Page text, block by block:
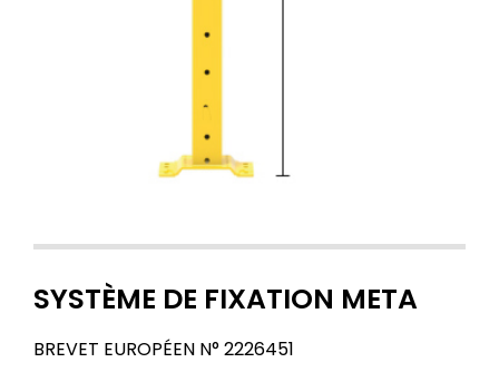
SYSTÈME DE FIXATION META
BREVET EUROPÉEN N° 2226451